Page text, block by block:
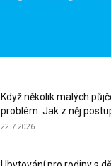
Když několik malých
problém. Jak z něj
22.7.2026